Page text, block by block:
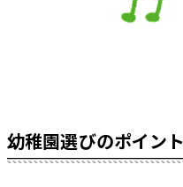
幼稚園選びのポイント